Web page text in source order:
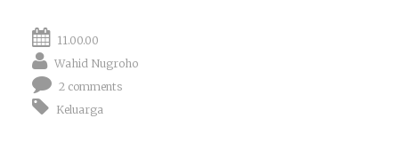
11.00.00
Wahid Nugroho
2 comments
Keluarga